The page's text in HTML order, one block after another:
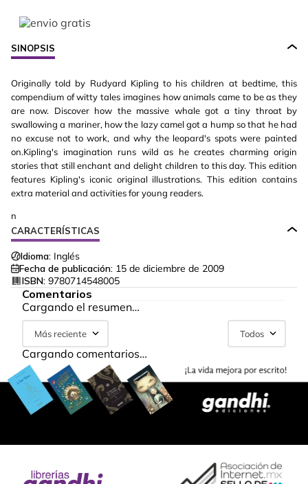
SINOPSIS
Originally told by Rudyard Kipling to his children at bedtime, this
compendium of witty tales imagines how animals came to be as they
are now. Discover how the massive whale got a tiny throat by
swallowing a mariner, how the lazy camel got a hump so that he had
no excuse not to work, and why the leopard's spots were painted
on.Kipling's imagination runs wild as he creates charming origin
stories that still enchant and delight children to this day. This edition
features Kipling's iconic original illustrations. This edition contains
extra material and activities for young readers.
n
CARACTERÍSTICAS
Idioma: Inglés
Fecha de publicación: 15 de diciembre de 2009
ISBN: 9780714548005
Comentarios
Cargando el resumen…
Más reciente Todos
Cargando comentarios…